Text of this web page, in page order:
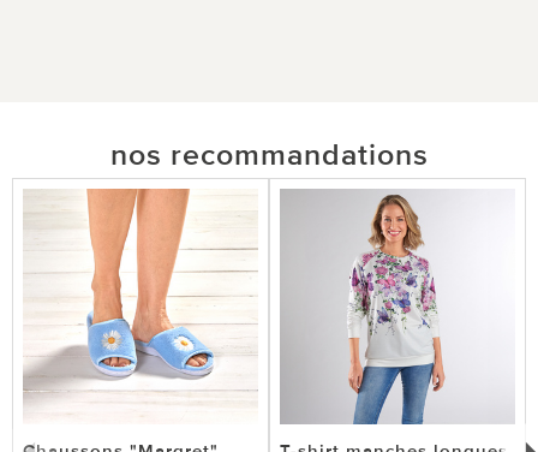
nos recommandations